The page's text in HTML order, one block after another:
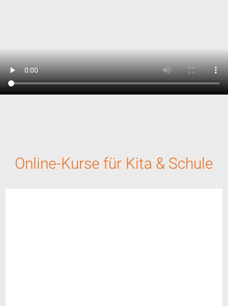
Online-Kurse für Kita & Schule